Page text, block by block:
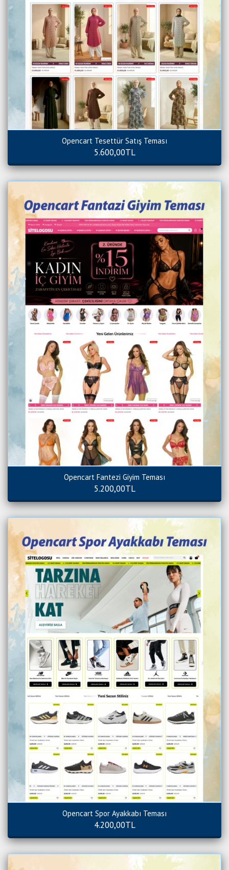
Opencart Tesettür Satış Teması
5.600,00TL
Opencart Fantezi Giyim Teması
5.200,00TL
Opencart Spor Ayakkabı Teması
4.200,00TL